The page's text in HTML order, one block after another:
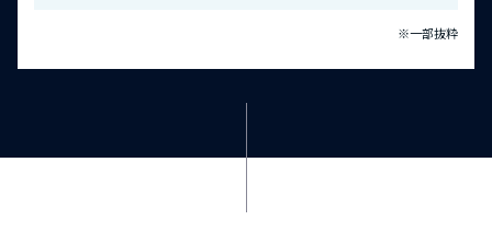
PARK & PUBLIC
名古屋中島郵便局・・・徒歩1分（約30m）
中村消防署・・・徒歩10分（約740m）
米野公園・・・徒歩14分（約1,070m）
豊田通商株式会社
※一部抜粋